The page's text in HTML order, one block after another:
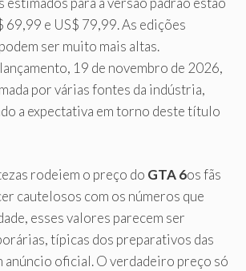
69,99 e US$ 79,99. As edições
ser muito mais altas.
19 de novembro de 2026,
por várias fontes da indústria,
a expectativa em torno deste título
rodeiem o preço do GTA 6os fãs
cautelosos com os números que
esses valores parecem ser
típicas dos preparativos das
anúncio oficial. O verdadeiro preço só